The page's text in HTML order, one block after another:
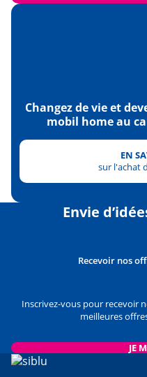
Changez de vie et
mobil home au
EN
sur l'achat
Envie
Recevoir nos
Inscrivez-vous pour recevoir
meilleures
JE